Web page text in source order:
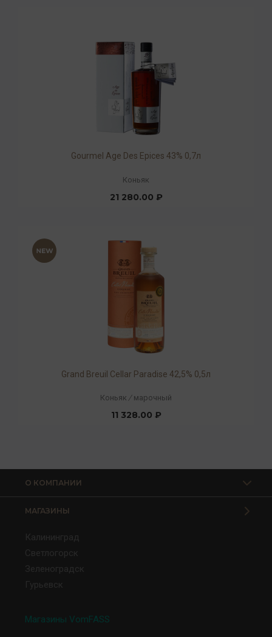
Gourmel Age Des Epices 43% 0,7л
Коньяк
21 280.00 ₽
Grand Breuil Cellar Paradise 42,5% 0,5л
Коньяк / марочный
11 328.00 ₽
О КОМПАНИИ
МАГАЗИНЫ
Калининград
Светлогорск
Зеленоградск
Гурьевск
Магазины VomFASS